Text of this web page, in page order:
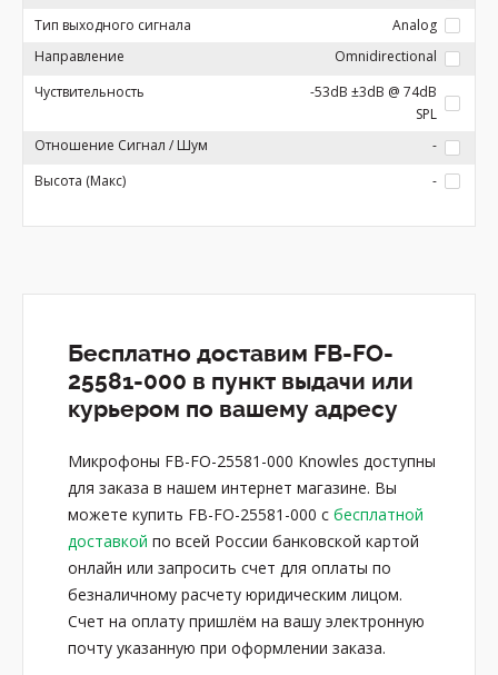
Тип выходного сигнала
Analog
Направление
Omnidirectional
Чуствительность
-53dB ±3dB @ 74dB
SPL
Отношение Сигнал / Шум
-
Высота (Макс)
-
Бесплатно доставим FB-FO-
25581-000 в пункт выдачи или
курьером по вашему адресу
Микрофоны FB-FO-25581-000 Knowles доступны
для заказа в нашем интернет магазине. Вы
можете купить FB-FO-25581-000 с бесплатной
доставкой по всей России банковской картой
онлайн или запросить счет для оплаты по
безналичному расчету юридическим лицом.
Счет на оплату пришлём на вашу электронную
почту указанную при оформлении заказа.